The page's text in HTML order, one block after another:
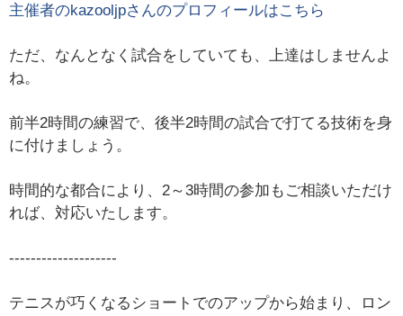
主催者のkazooljpさんのプロフィールはこちら
ただ、なんとなく試合をしていても、上達はしませんよ
ね。
前半2時間の練習で、後半2時間の試合で打てる技術を身
に付けましょう。
時間的な都合により、2～3時間の参加もご相談いただけ
れば、対応いたします。
--------------------
テニスが巧くなるショートでのアップから始まり、ロン